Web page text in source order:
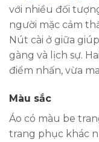
với nhiều đối
người mặc cảm
Nút cài ở giữa
gàng và lịch sự.
điểm nhấn, vừa
Màu sắc
Áo có màu be
trang phục khác